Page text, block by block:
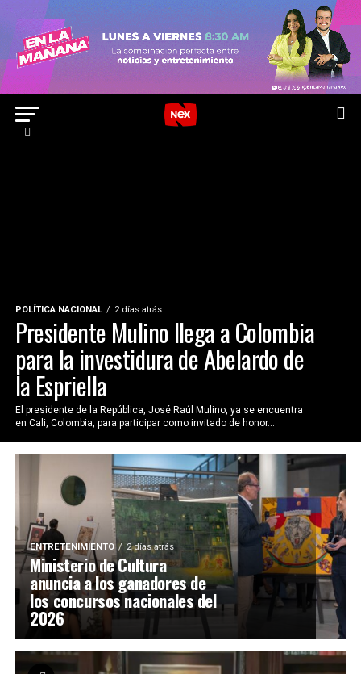
POLÍTICA NACIONAL 2 días atrás
Presidente Mulino llega a Colombia
para la investidura de Abelardo de
la Espriella
El presidente de la República, José Raúl Mulino, ya se encuentra
en Cali, Colombia, para participar como invitado de honor...
ENTRETENIMIENTO 2 días atrás
Ministerio de Cultura
anuncia a los ganadores de
los concursos nacionales del
2026